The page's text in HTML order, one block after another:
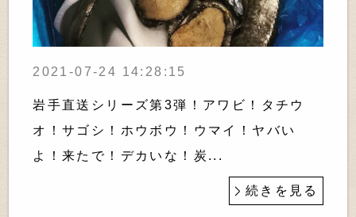
2021-07-24 14:28:15
岩手直送シリーズ第3弾！アワビ！タチウ
オ！サゴシ！ホウボウ！ウマイ！ヤバい
よ！来たで！デカいな！炭...
続きを見る